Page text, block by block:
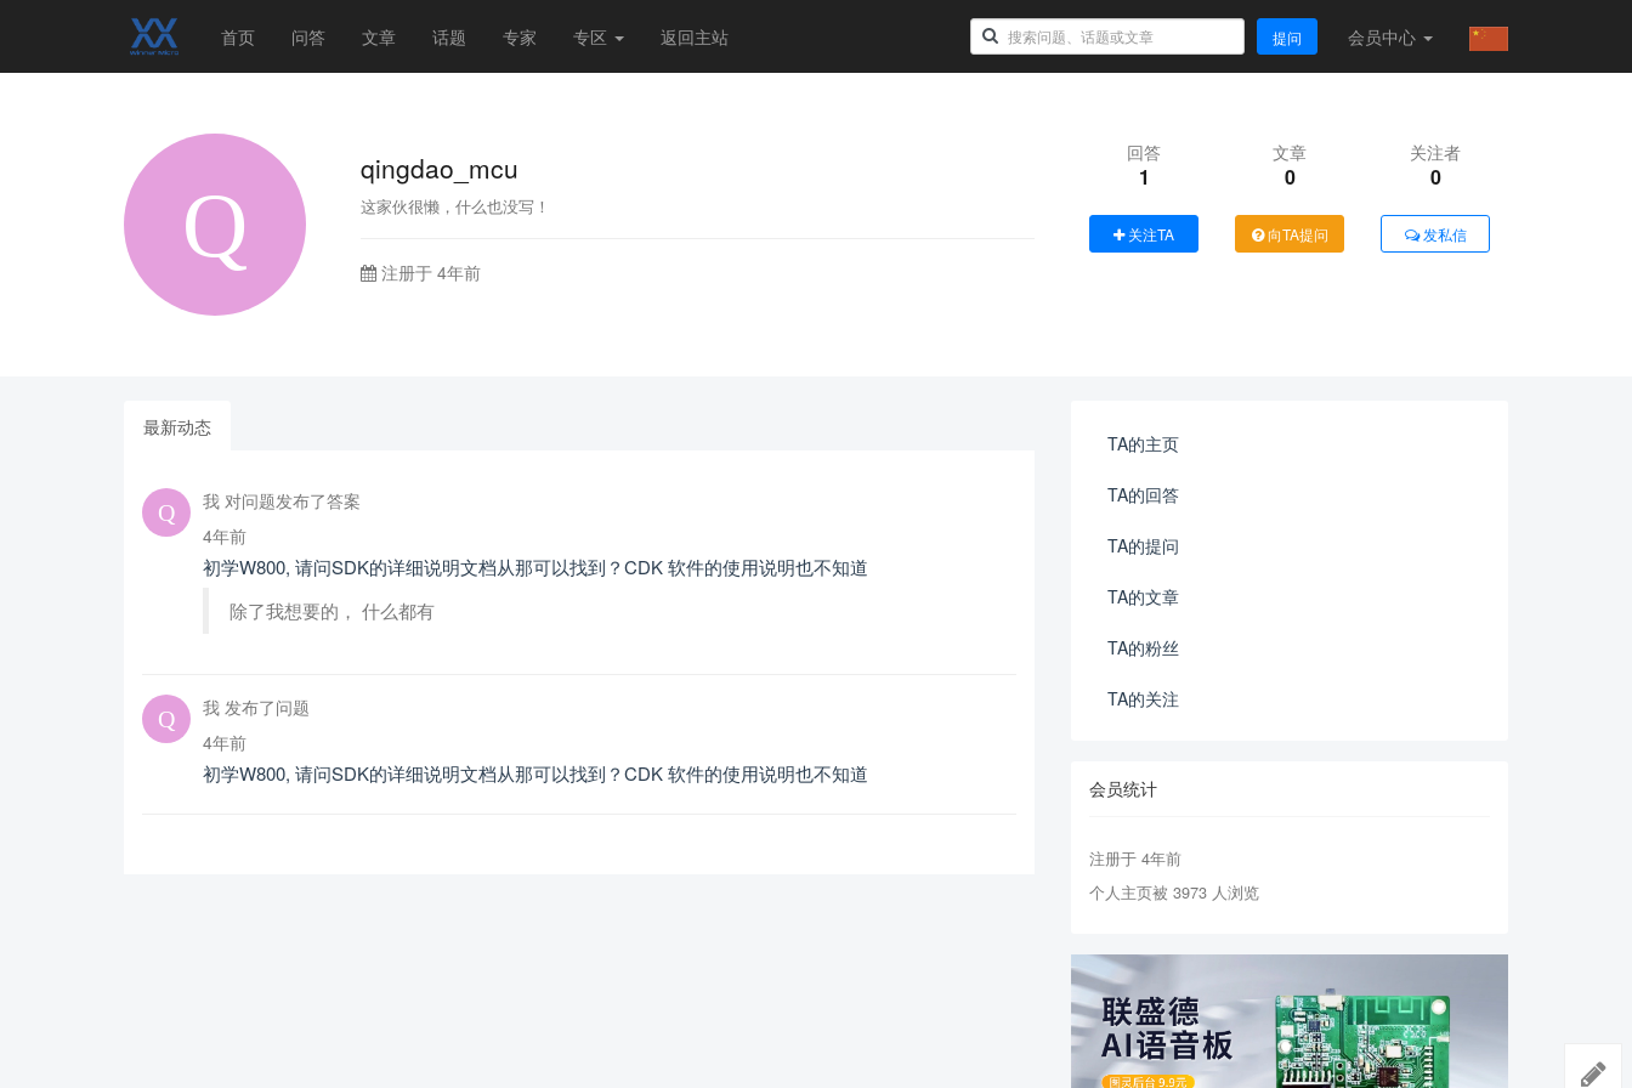
首页 问答 文章 话题 专家 专区 返回主站 提问 会员中心
qingdao_mcu
这家伙很懒，什么也没写！
注册于 4年前
回答
1
文章
0
关注者
0
关注TA 向TA提问 发私信
最新动态
我 对问题发布了答案
4年前
初学W800, 请问SDK的详细说明文档从那可以找到？CDK 软件的使用说明也不知道
除了我想要的， 什么都有
我 发布了问题
4年前
初学W800, 请问SDK的详细说明文档从那可以找到？CDK 软件的使用说明也不知道
TA的主页
TA的回答
TA的提问
TA的文章
TA的粉丝
TA的关注
会员统计
注册于 4年前
个人主页被 3973 人浏览